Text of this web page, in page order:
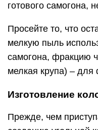
готового самогона,
Просейте то, что
мелкую пыль
самогона, фракцию
мелкая крупа) – для
Изготовление
Прежде, чем